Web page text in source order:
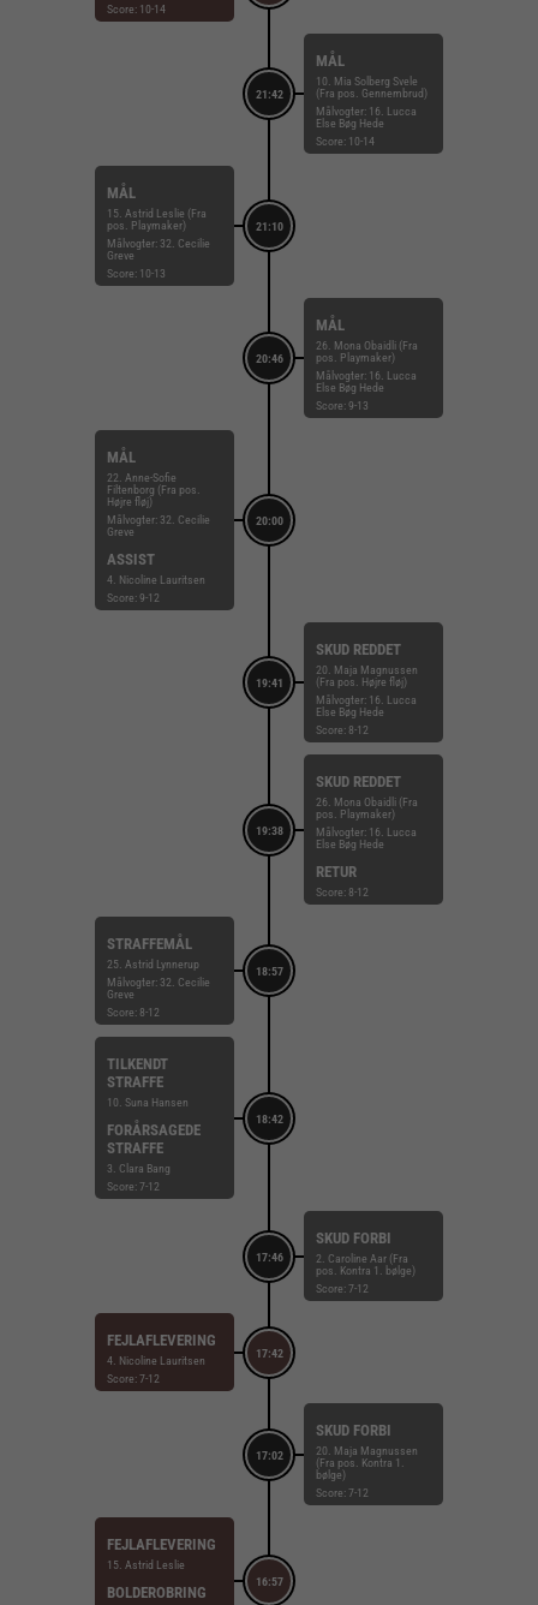
Score: 10-14
21:42
MÅL
10. Mia Solberg Svele
(Fra pos. Gennembrud)
Målvogter: 16. Lucca
Else Bøg Hede
Score: 10-14
21:10
MÅL
15. Astrid Leslie (Fra
pos. Playmaker)
Målvogter: 32. Cecilie
Greve
Score: 10-13
20:46
MÅL
26. Mona Obaidli (Fra
pos. Playmaker)
Målvogter: 16. Lucca
Else Bøg Hede
Score: 9-13
20:00
MÅL
22. Anne-Sofie
Filtenborg (Fra pos.
Højre fløj)
Målvogter: 32. Cecilie
Greve
ASSIST
4. Nicoline Lauritsen
Score: 9-12
19:41
SKUD REDDET
20. Maja Magnussen
(Fra pos. Højre fløj)
Målvogter: 16. Lucca
Else Bøg Hede
Score: 8-12
19:38
SKUD REDDET
26. Mona Obaidli (Fra
pos. Playmaker)
Målvogter: 16. Lucca
Else Bøg Hede
RETUR
Score: 8-12
18:57
STRAFFEMÅL
25. Astrid Lynnerup
Målvogter: 32. Cecilie
Greve
Score: 8-12
18:42
TILKENDT
STRAFFE
10. Suna Hansen
FORÅRSAGEDE
STRAFFE
3. Clara Bang
Score: 7-12
17:46
SKUD FORBI
2. Caroline Aar (Fra
pos. Kontra 1. bølge)
Score: 7-12
17:42
FEJLAFLEVERING
4. Nicoline Lauritsen
Score: 7-12
17:02
SKUD FORBI
20. Maja Magnussen
(Fra pos. Kontra 1.
bølge)
Score: 7-12
16:57
FEJLAFLEVERING
15. Astrid Leslie
BOLDEROBRING